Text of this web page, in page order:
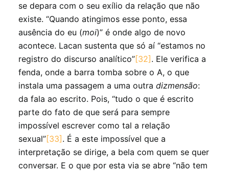
se depara com o seu exílio da relação que não
existe. “Quando atingimos esse ponto, essa
ausência do eu (moi)” é onde algo de novo
acontece. Lacan sustenta que só aí “estamos no
registro do discurso analítico”[32] . Ele verifica a
fenda, onde a barra tomba sobre o A, o que
instala uma passagem a uma outra dizmensão:
da fala ao escrito. Pois, “tudo o que é escrito
parte do fato de que será para sempre
impossível escrever como tal a relação
sexual”[33] . É a este impossível que a
interpretação se dirige, a bela com quem se quer
conversar. E o que por esta via se abre “não tem